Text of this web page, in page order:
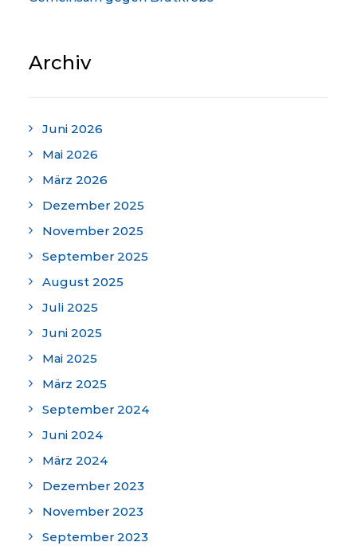
Archiv
Juni 2026
Mai 2026
März 2026
Dezember 2025
November 2025
September 2025
August 2025
Juli 2025
Juni 2025
Mai 2025
März 2025
September 2024
Juni 2024
März 2024
Dezember 2023
November 2023
September 2023